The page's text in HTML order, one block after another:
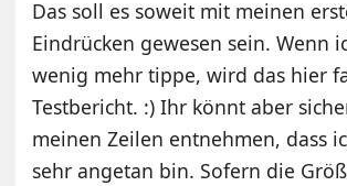
Das soll es soweit mit meinen
Eindrücken gewesen sein. Wenn
wenig mehr tippe, wird das hier
Testbericht. :) Ihr könnt aber
meinen Zeilen entnehmen, dass
sehr angetan bin. Sofern die